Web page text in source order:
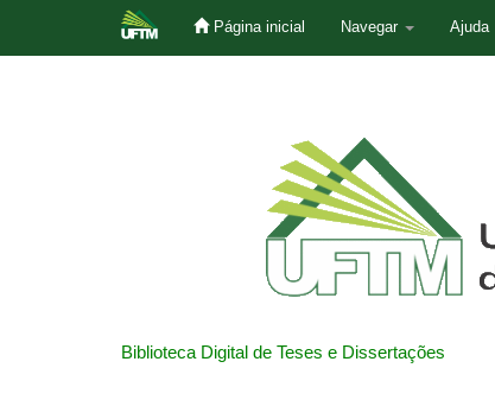
Página inicial Navegar Ajuda
Biblioteca Digital de Teses e Dissertações